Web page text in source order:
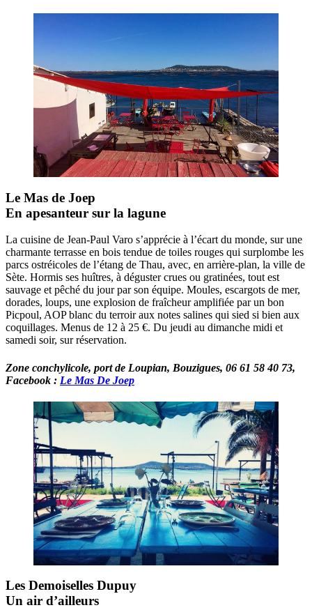
Le Mas de Joep
En apesanteur sur la lagune
La cuisine de Jean-Paul Varo s’apprécie à l’écart du monde, sur une
charmante terrasse en bois tendue de toiles rouges qui surplombe les
parcs ostréicoles de l’étang de Thau, avec, en arrière-plan, la ville de
Sète. Hormis ses huîtres, à déguster crues ou gratinées, tout est
sauvage et pêché du jour par son équipe. Moules, escargots de mer,
dorades, loups, une explosion de fraîcheur amplifiée par un bon
Picpoul, AOP blanc du terroir aux notes salines qui sied si bien aux
coquillages. Menus de 12 à 25 €. Du jeudi au dimanche midi et
samedi soir, sur réservation.
Zone conchylicole, port de Loupian, Bouzigues, 06 61 58 40 73,
Facebook : Le Mas De Joep
Les Demoiselles Dupuy
Un air d’ailleurs